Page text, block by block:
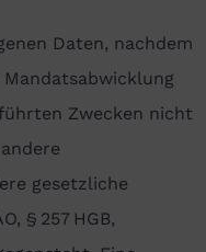
Daten, nachdem
Zwecken nicht
gesetzliche
§ 257 HGB,